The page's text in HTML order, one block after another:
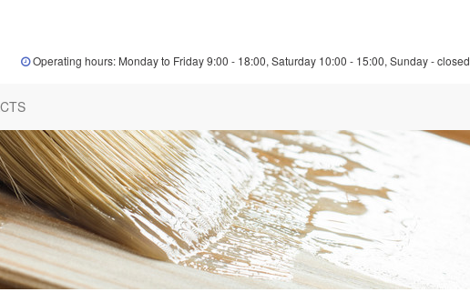
Operating hours: Monday to Friday 9:00 - 18:00, Saturday 10:00 - 15:00, Sunday - closed